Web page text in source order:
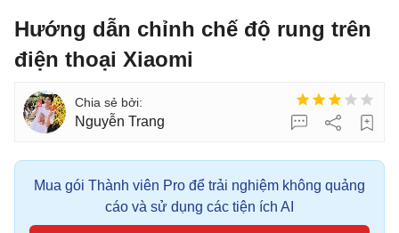
Hướng dẫn chỉnh chế độ rung trên
điện thoại Xiaomi
Nguyễn Trang
Mua gói Thành viên Pro để trải nghiệm không quảng
cáo và sử dụng các tiện ích AI